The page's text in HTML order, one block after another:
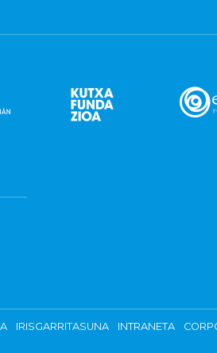
IRISGARRITASUNA INTRANETA